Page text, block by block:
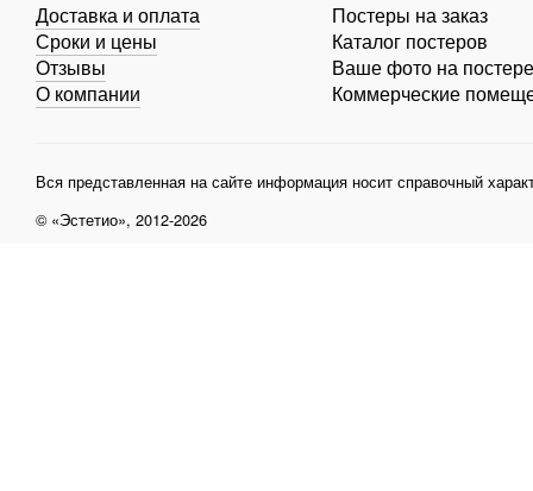
Доставка и оплата
Сроки и цены
Отзывы
О компании
Постеры на заказ
Каталог постеров
Ваше фото на постере
Коммерческие
Вся представленная на сайте информация носит справочный
© «Эстетио», 2012-2026